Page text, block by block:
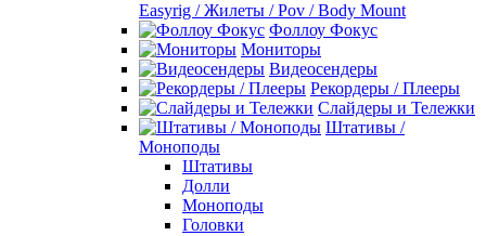
Easyrig / Жилеты / Pov / Body Mount
Фоллоу Фокус
Мониторы
Видеосендеры
Рекордеры / Плееры
Слайдеры и Тележки
Штативы /
Моноподы
Штативы
Долли
Моноподы
Головки